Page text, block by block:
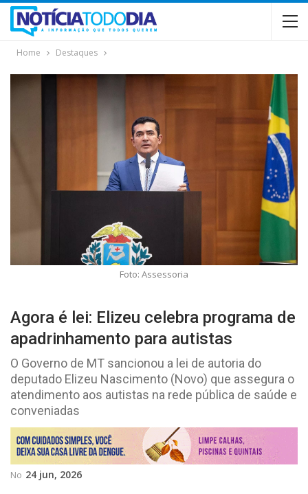
Home Destaques
Foto: Assessoria
Agora é lei: Elizeu celebra programa de
apadrinhamento para autistas
O Governo de MT sancionou a lei de autoria do
deputado Elizeu Nascimento (Novo) que assegura o
atendimento aos autistas na rede pública de saúde e
conveniadas
No 24 jun, 2026